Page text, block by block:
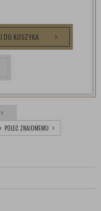
DO KOSZYKA
POLEĆ ZNAJOMEMU